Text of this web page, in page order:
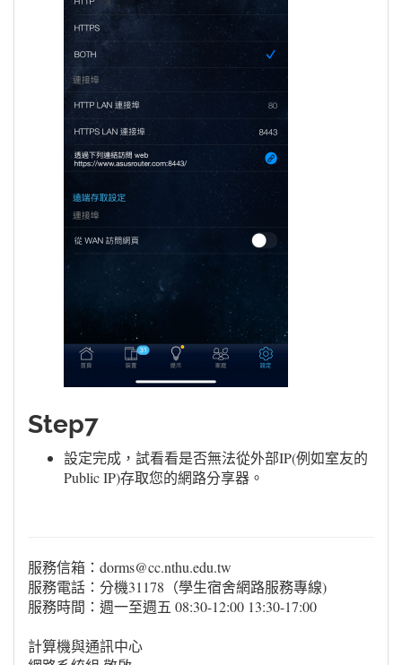
Step7
設定完成，試看看是否無法從外部IP(例如室友的
Public IP)存取您的網路分享器。
服務信箱：dorms@cc.nthu.edu.tw
服務電話：分機31178（學生宿舍網路服務專線)
服務時間：週一至週五 08:30-12:00 13:30-17:00
計算機與通訊中心